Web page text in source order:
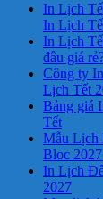
In Lịch
In Lịch
In Lịch
đâu giá
Công ty
Lịch Tết
Bảng giá
Tết
Mẫu Lịch
Bloc
In Lịch
2027